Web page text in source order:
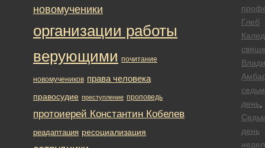
Глеб
день
день
новомученики
организации работы
верующими почитание
новомучеников права человека
правосудие преступление проповедь
протоиерей Константин Кобелев
реадаптация ресоциализация